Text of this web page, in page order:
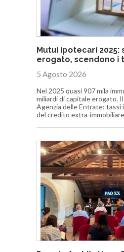
Mutui ipotecari 2025:
erogato, scendono i
5 Agosto 2026
Nel 2025 quasi 907 mila
miliardi di capitale erogato.
Agenzia delle Entrate: tassi
del credito extra-